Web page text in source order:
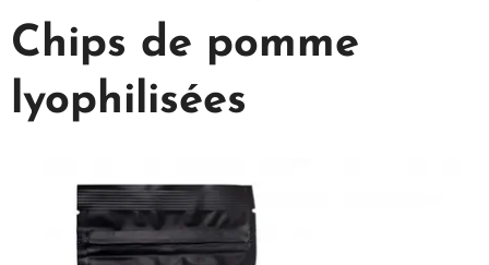
Chips de pomme
lyophilisées